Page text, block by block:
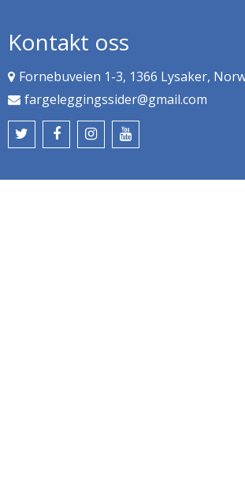
Kontakt oss
Fornebuveien 1-3, 1366 Lysaker,
fargeleggingssider@gmail.com